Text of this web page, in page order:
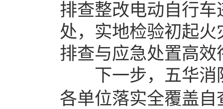
排查整改电动自行车
处，实地检验初起
排查与应急处置高效
下一步，五华消
各单位落实全覆盖